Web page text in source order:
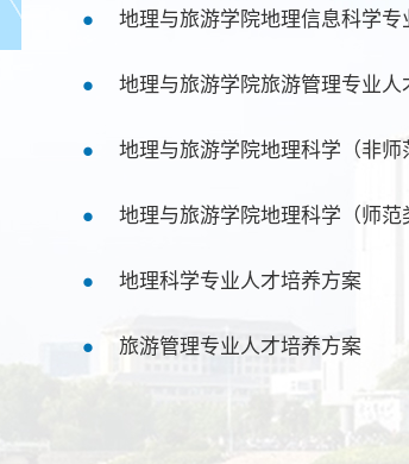
地理与旅游学院地理信息科学专
地理与旅游学院旅游管理专业人
地理与旅游学院地理科学（非师
地理与旅游学院地理科学（师范
地理科学专业人才培养方案
旅游管理专业人才培养方案